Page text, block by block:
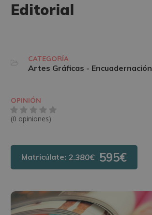
Editorial
CATEGORÍA
Artes Gráficas - Encuadernación
OPINIÓN
(0 opiniones)
Matricúlate:2.380€ 595€